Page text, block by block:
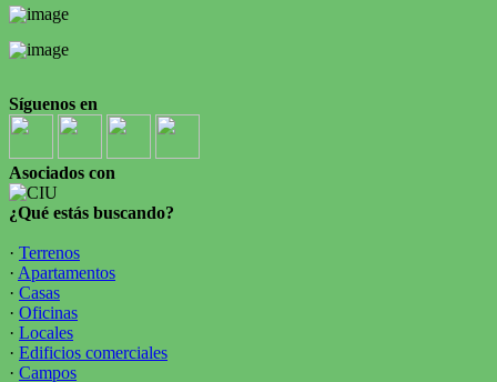
Síguenos en
Asociados con
¿Qué estás buscando?
· Terrenos
· Apartamentos
· Casas
· Oficinas
· Locales
· Edificios comerciales
· Campos